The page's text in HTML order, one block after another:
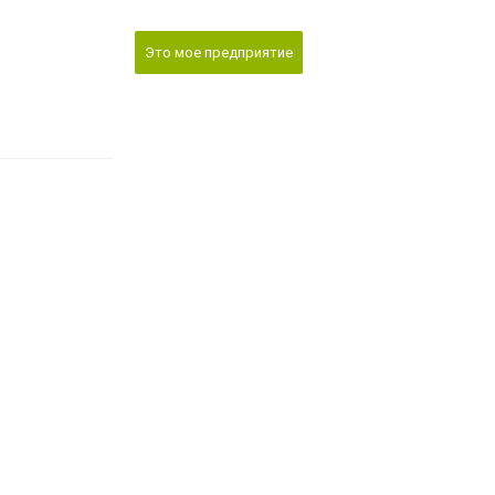
Это мое предприятие